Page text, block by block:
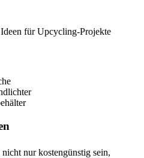
für Upcycling-Projekte
nur kostengünstig sein,